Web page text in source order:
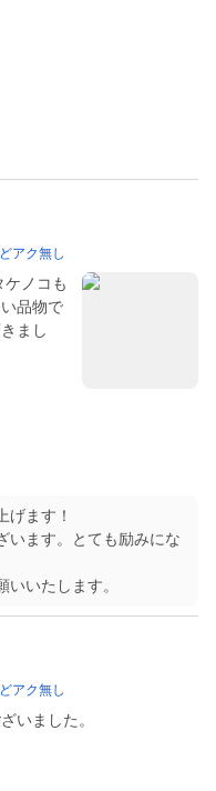
アク無し
ノコも
品物で
まし
げます！
います。とても励みにな
いたします。
アク無し
いました。